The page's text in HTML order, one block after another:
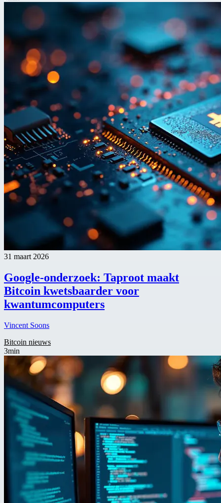
31 maart 2026
Google-onderzoek: Taproot maakt
Bitcoin kwetsbaarder voor
kwantumcomputers
Vincent Soons
Bitcoin nieuws
3min